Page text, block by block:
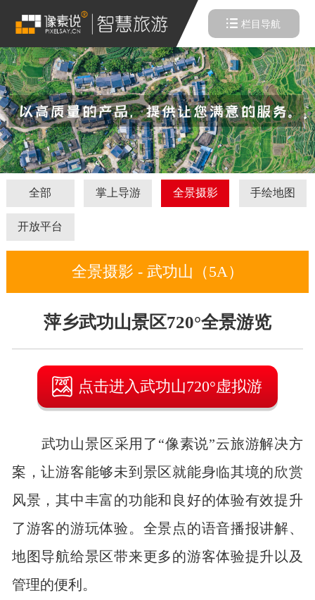
栏目导航
全部 掌上导游 全景摄影 手绘地图
开放平台
全景摄影 - 武功山（5A）
萍乡武功山景区720°全景游览
点击进入武功山720°虚拟游
武功山景区采用了“像素说”云旅游解决方
案，让游客能够未到景区就能身临其境的欣赏
风景，其中丰富的功能和良好的体验有效提升
了游客的游玩体验。全景点的语音播报讲解、
地图导航给景区带来更多的游客体验提升以及
管理的便利。